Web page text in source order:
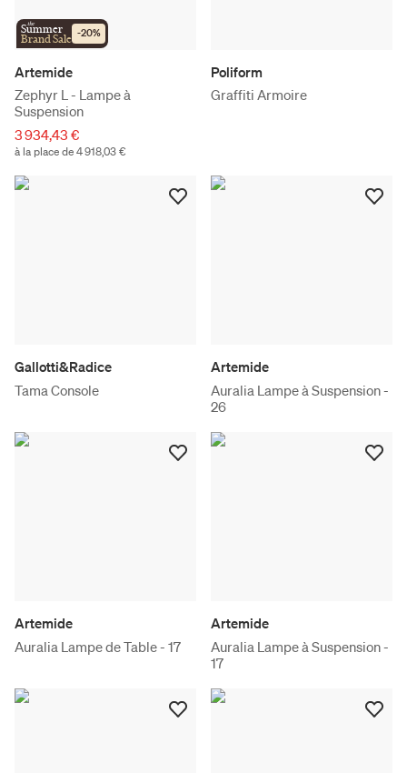
the
Summer
Brand Sale -20%
Artemide
Zephyr L - Lampe à
Suspension
3 934,43 €
à la place de 4 918,03 €
Poliform
Graffiti Armoire
Gallotti&Radice
Tama Console
Artemide
Auralia Lampe à Suspension -
26
Artemide
Auralia Lampe de Table - 17
Artemide
Auralia Lampe à Suspension -
17